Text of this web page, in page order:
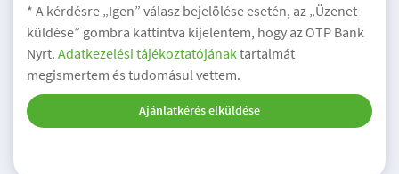
* A kérdésre „Igen” válasz bejelölése esetén, az „Üzenet
küldése” gombra kattintva kijelentem, hogy az OTP Bank
Nyrt. Adatkezelési tájékoztatójának tartalmát
megismertem és tudomásul vettem.
Ajánlatkérés elküldése